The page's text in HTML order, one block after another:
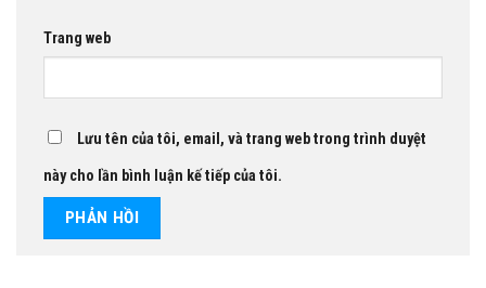
Trang web
Lưu tên của tôi, email, và trang web trong trình duyệt
này cho lần bình luận kế tiếp của tôi.